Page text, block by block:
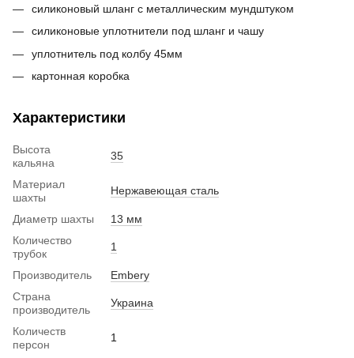
силиконовый шланг с металлическим мундштуком
силиконовые уплотнители под шланг и чашу
уплотнитель под колбу 45мм
картонная коробка
Характеристики
Высота
кальяна
35
Материал
шахты
Нержавеющая сталь
Диаметр шахты
13 мм
Количество
трубок
1
Производитель
Embery
Страна
производитель
Украина
Количеств
персон
1